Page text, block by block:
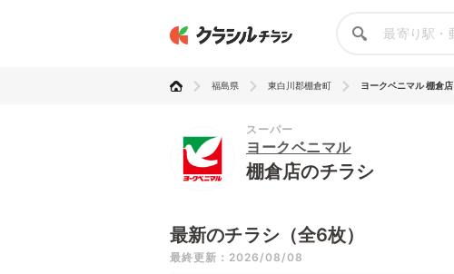
福島県 東白川郡棚倉町 ヨークベニマル 棚倉店
スーパー
ヨークベニマル
棚倉店のチラシ
最新のチラシ（全6枚）
最終更新：2026/08/08